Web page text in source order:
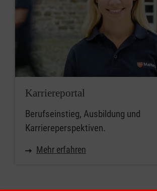
Ehrenamtskoordinator
Tel.: 0175 7032290 |
Oliver.Roth@malteser.org
Karriereportal
Berufseinstieg, Ausbildung und
Karriereperspektiven.
Mehr erfahren